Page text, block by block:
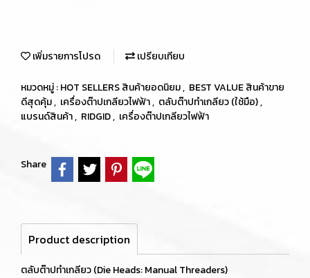
เพิ่มรายการโปรด เปรียบเทียบ
หมวดหมู่ :HOT SELLERS สินค้ายอดนิยม, BEST VALUE สินค้าขาย
ดีสุดคุ้ม, เครื่องต๊าปเกลียวไฟฟ้า, ตลับต๊าปทำเกลียว (ใช้มือ),
แบรนด์สินค้า, RIDGID, เครื่องต๊าปเกลียวไฟฟ้า
Share
Product description
ตลับต๊าปทำเกลียว (Die Heads: Manual Threaders)